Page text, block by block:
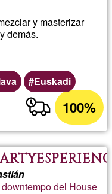
y masterizar
demás.
Euskadi
100%
del House